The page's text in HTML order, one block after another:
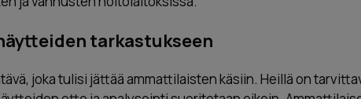
tarkastukseen
joka tulisi jättää ammattilaisten käsiin. Heillä on